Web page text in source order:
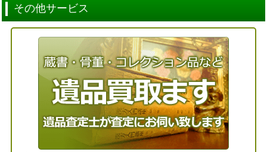
その他サービス